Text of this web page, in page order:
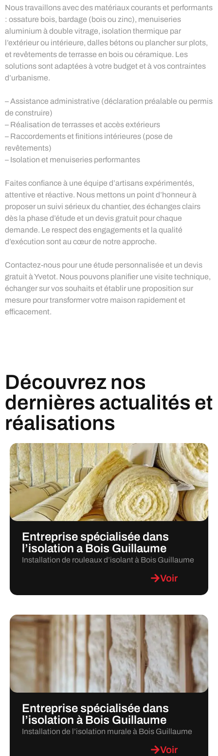
Nous travaillons avec des matériaux courants et performants
: ossature bois, bardage (bois ou zinc), menuiseries
aluminium à double vitrage, isolation thermique par
l’extérieur ou intérieure, dalles bétons ou plancher sur plots,
et revêtements de terrasse en bois ou céramique. Les
solutions sont adaptées à votre budget et à vos contraintes
d’urbanisme.
– Assistance administrative (déclaration préalable ou permis
de construire)
– Réalisation de terrasses et accès extérieurs
– Raccordements et finitions intérieures (pose de
revêtements)
– Isolation et menuiseries performantes
Faites confiance à une équipe d’artisans expérimentés,
attentive et réactive. Nous mettons un point d’honneur à
proposer un suivi sérieux du chantier, des échanges clairs
dès la phase d’étude et un devis gratuit pour chaque
demande. Le respect des engagements et la qualité
d’exécution sont au cœur de notre approche.
Contactez-nous pour une étude personnalisée et un devis
gratuit à Yvetot. Nous pouvons planifier une visite technique,
échanger sur vos souhaits et établir une proposition sur
mesure pour transformer votre maison rapidement et
efficacement.
Découvrez nos
dernières actualités et
réalisations
Entreprise spécialisée dans
l’isolation a Bois Guillaume
Installation de rouleaux d’isolant à Bois Guillaume
Voir
Entreprise spécialisée dans
l’isolation à Bois Guillaume
Installation de l’isolation murale à Bois Guillaume
Voir